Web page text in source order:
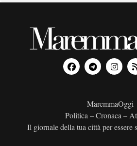
MaremmaOggi
Politica – Cronaca –
Il giornale della tua città per essere